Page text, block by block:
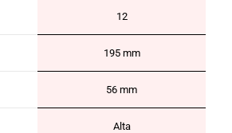
12
195 mm
56 mm
Alta